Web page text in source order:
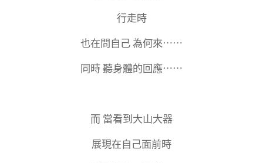
行走時
也在問自己 為何來⋯⋯
同時 聽身體的回應⋯⋯
而 當看到大山大器
展現在自己面前時